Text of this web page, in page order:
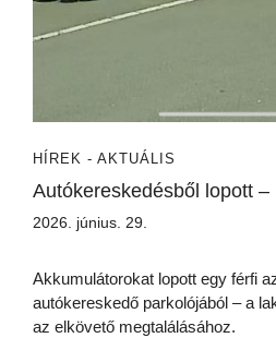
HÍREK - AKTUÁLIS
Autókereskedésből lopott
2026. június. 29.
Akkumulátorokat lopott egy férfi
autókereskedő parkolójából – a
az elkövető megtalálásához.